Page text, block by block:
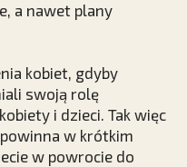
a nawet plany
kobiet, gdyby
swoją rolę
i dzieci. Tak więc
w krótkim
w powrocie do